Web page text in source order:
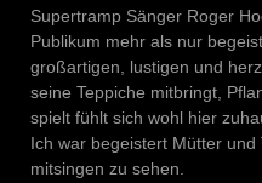
Supertramp Sänger Roger
Publikum mehr als nur
großartigen, lustigen und
seine Teppiche mitbringt,
spielt fühlt sich wohl hier
Ich war begeistert Mütter und
mitsingen zu sehen.